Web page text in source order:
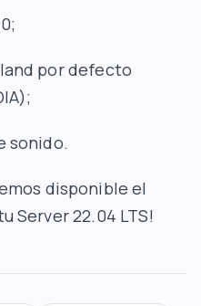
por defecto
sonido.
disponible el
Server 22.04 LTS!